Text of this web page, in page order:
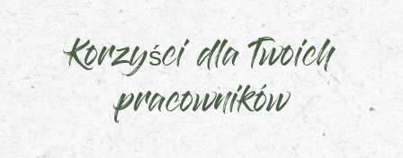
Korzyści dla Twoich
pracowników